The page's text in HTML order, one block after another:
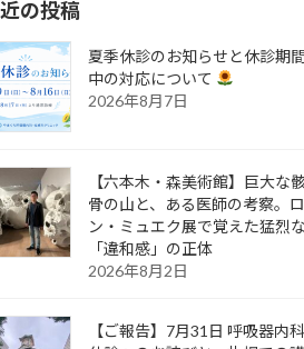
の投稿
夏季休診のお知らせと休診期
中の対応について
2026年8月7日
【六本木・森美術館】巨大な骸
骨の山と、ある医師の考察。ロ
ン・ミュエク展で覚えた猛烈な
「違和感」の正体
2026年8月2日
【ご報告】7月31日 呼吸器内科